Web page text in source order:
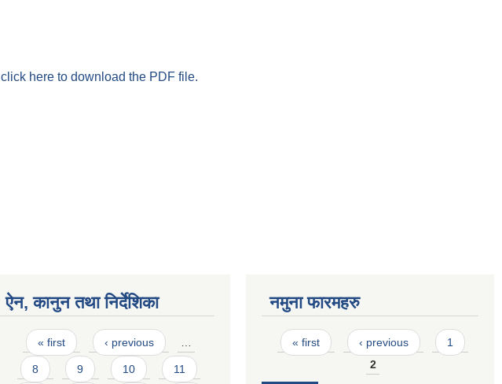
click here to download the PDF file.
ऐन, कानुन तथा निर्देशिका
Pages
« first ‹ previous
8 9 10 11
नमुना फारमहरु
Pages
« first ‹ previous
1
2